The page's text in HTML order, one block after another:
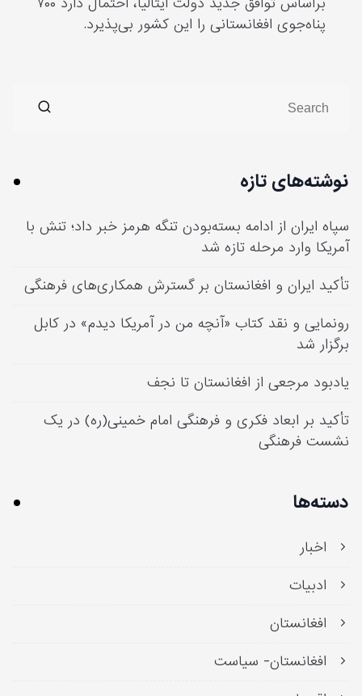
پناه‌جوی افغانستانی را این کشور بی‌پذیرد.
نوشته‌های تازه
سپاه ایران از ادامه بسته‌بودن تنگه هرمز خبر داد؛ تنش با
آمریکا وارد مرحله تازه شد
تأکید ایران و افغانستان بر گسترش همکاری‌های فرهنگی
رونمایی و نقد کتاب «آنچه من در آمریکا دیدم» در کابل
برگزار شد
یادبود مرجعی از افغانستان تا نجف
تأکید بر ابعاد فکری و فرهنگی امام خمینی(ره) در یک
نشست فرهنگی
دسته‌ها
اخبار
ادبیات
افغانستان
افغانستان- سیاست